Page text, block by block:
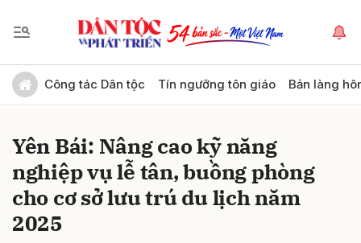
Công tác Dân tộc Tín ngưỡng tôn giáo Bản làng
Yên Bái: Nâng cao kỹ năng
nghiệp vụ lễ tân, buồng phòng
cho cơ sở lưu trú du lịch năm
2025
Gửi bình luận